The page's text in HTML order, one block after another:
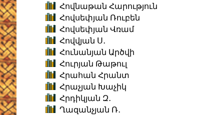
Հովնաթան Հարություն
Հովսեփյան Ռուբեն
Հովսեփյան Վռամ
Հովվյան Ս․
Հունանյան Արծվի
Հուրյան Թաթուլ
Հրահան Հրանտ
Հրաչյան Խաչիկ
Հրդիկյան Զ․
Ղազանչյան Ռ․